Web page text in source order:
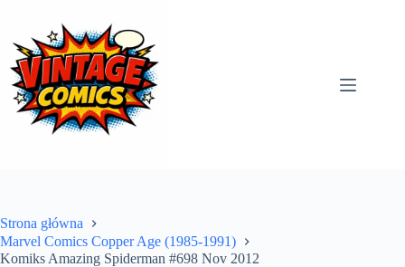
treści
Strona główna
Marvel Comics Copper Age (1985-1991)
Komiks Amazing Spiderman #698 Nov 2012